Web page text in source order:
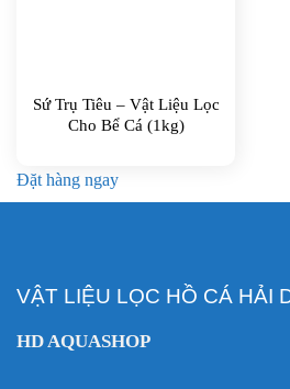
Sứ Trụ Tiêu – Vật Liệu Lọc
Cho Bể Cá (1kg)
Đặt hàng ngay
VẬT LIỆU LỌC HỒ CÁ HẢI
HD AQUASHOP